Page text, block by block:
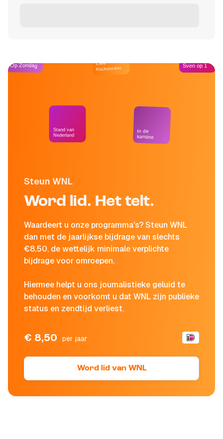
Steun WNL
Word lid. Het telt.
Waardeert u onze programma's? Steun WNL
dan met de jaarlijkse bijdrage van slechts
€8,50, de wettelijk minimale verplichte
bijdrage voor omroepen.
Hiermee helpt u ons journalistieke geluid te
behouden en voorkomt u dat WNL zijn publieke
status en zendtijd verliest.
€ 8,50 per jaar
Word lid van WNL
Op Zondag
Stand van
Nederland
Café
Kockelmann
In de
kantine
Sven op 1